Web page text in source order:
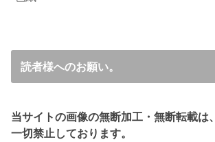
読者様へのお願い。
当サイトの画像の無断加工・無断転載は、
一切禁止しております。